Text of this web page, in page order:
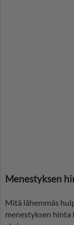
Menestyksen
Mitä lähemmäs
menestyksen hinta